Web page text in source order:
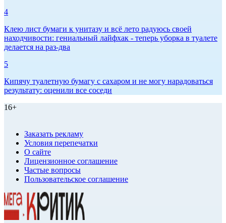
4
Клею лист бумаги к унитазу и всё лето радуюсь своей
находчивости: гениальный лайфхак - теперь уборка в туалете
делается на раз-два
5
Кипячу туалетную бумагу с сахаром и не могу нарадоваться
результату: оценили все соседи
16+
Заказать рекламу
Условия перепечатки
О сайте
Лицензионное соглашение
Частые вопросы
Пользовательское соглашение